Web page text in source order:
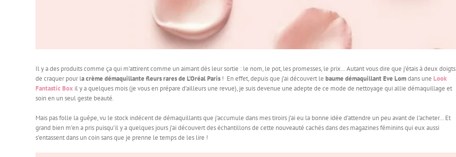
Il y a des produits comme ça qui m’attirent comme un aimant dès leur sortie : le nom, le pot, les promesses, le prix… Autant vous dire que j’étais à deux doigts
de craquer pour la crème démaquillante fleurs rares de L’Oréal Paris ! En effet, depuis que j’ai découvert le baume démaquillant Eve Lomdans une Look
Fantastic Box il y a quelques mois (je vous en prépare d’ailleurs une revue), je suis devenue une adepte de ce mode de nettoyage qui allie démaquillage et
soin en un seul geste beauté.
Mais pas folle la guêpe, vu le stock indécent de démaquillants que j’accumule dans mes tiroirs j’ai eu la bonne idée d’attendre un peu avant de l’acheter… Et
grand bien m’en a pris puisqu’il y a quelques jours j’ai découvert des échantillons de cette nouveauté cachés dans des magazines féminins qui eux aussi
s’entassent dans un coin sans que je prenne le temps de les lire !